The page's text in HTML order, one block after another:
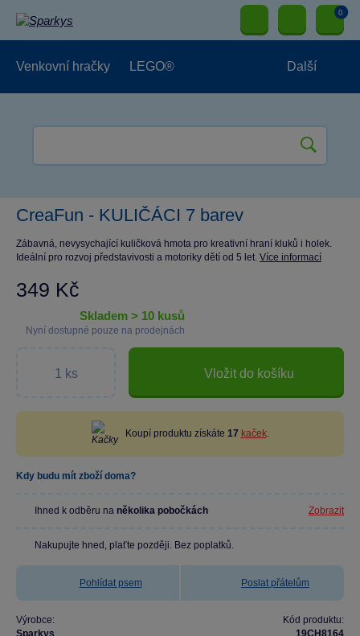
0
Venkovní hračky LEGO® Další
CreaFun - KULIČÁCI 7 barev
Zábavná, nevysychající kuličková hmota pro kreativní hraní kluků i holek.
Ideální pro rozvoj představivosti a motoriky dětí od 5 let. Více informací
349 Kč
skladem > 10 kusů
Nyní dostupné pouze na prodejnách
Vložit do košíku
Koupí produktu získáte 17 kaček.
Kdy budu mít zboží doma?
Ihned k odběru na několika pobočkách Zobrazit
Nakupujte hned, plaťte později. Bez poplatků.
Pohlídat psem Poslat přátelům
Výrobce:
Sparkys
Kód produktu:
19CH8164